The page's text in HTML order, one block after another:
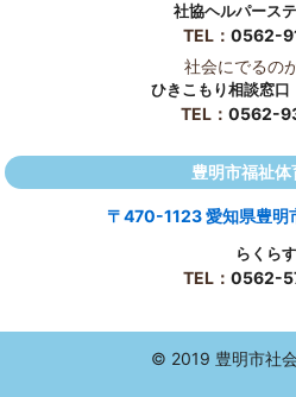
社協ヘルパース
TEL： 0562-
社会にでるの
ひきこもり相談窓口
TEL： 0562-
豊明市福祉体
〒470-1123 愛知県豊明
らくらす
TEL： 0562-
© 2019 豊明市社